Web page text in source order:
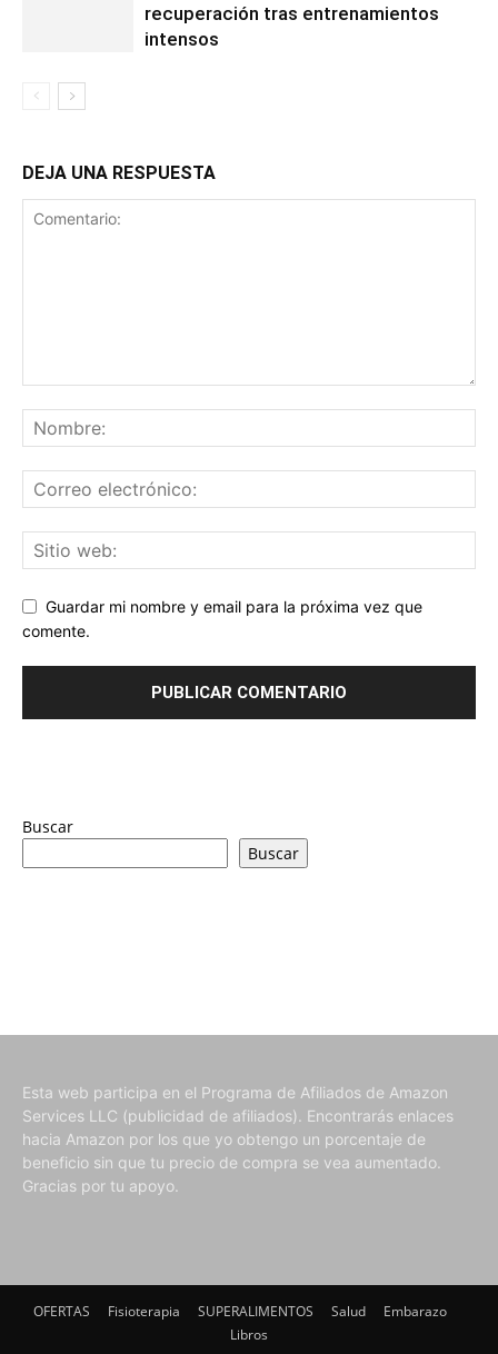
recuperación tras entrenamientos
intensos
DEJA UNA RESPUESTA
Guardar mi nombre y email para la próxima vez que
comente.
Buscar
Buscar
Esta web participa en el Programa de Afiliados de Amazon
Services LLC (publicidad de afiliados). Encontrarás enlaces
hacia Amazon por los que yo obtengo un porcentaje de
beneficio sin que tu precio de compra se vea aumentado.
Gracias por tu apoyo.
OFERTAS Fisioterapia SUPERALIMENTOS Salud
Embarazo
Libros